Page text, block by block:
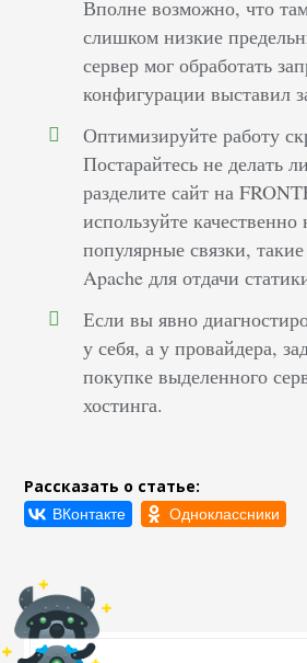
Вполне возможно, что
слишком низкие
сервер мог обработать
конфигурации выставил
Оптимизируйте работу
Постарайтесь не делать
разделите сайт на
используйте
популярные связки,
Apache для отдачи
Если вы явно
у себя, а у провайдера,
покупке выделенного
хостинга.
Рассказать о статье: